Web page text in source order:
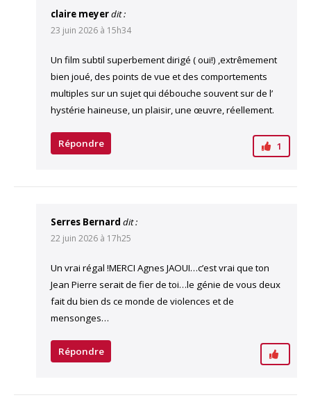
claire meyerdit :
23 juin 2026 à 15h34
Un film subtil superbement dirigé ( oui!) ,extrêmement
bien joué, des points de vue et des comportements
multiples sur un sujet qui débouche souvent sur de l’
hystérie haineuse, un plaisir, une œuvre, réellement.
1
Répondre
Serres Bernard dit :
22 juin 2026 à 17h25
Un vrai régal !MERCI Agnes JAOUI…c’est vrai que ton
Jean Pierre serait de fier de toi…le génie de vous deux
fait du bien ds ce monde de violences et de
mensonges…
Répondre